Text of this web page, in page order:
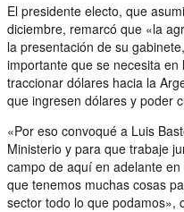
El presidente electo, que
diciembre, remarcó que «la
la presentación de su
importante que se necesita
traccionar dólares hacia la
que ingresen dólares y poder
«Por eso convoqué a Luis
Ministerio y para que trabaje
campo de aquí en adelante
que tenemos muchas cosas
sector todo lo que podamos»,